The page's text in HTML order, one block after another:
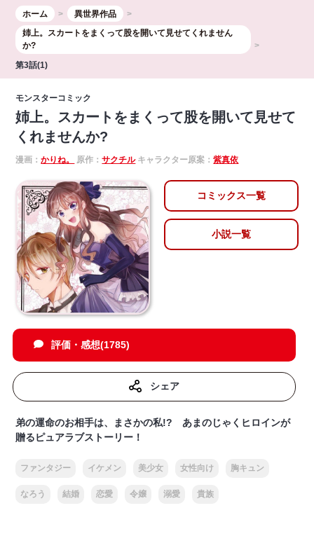
ホーム
異世界作品
姉上。スカートをまくって股を開いて見せてくれません
か?
第3話(1)
モンスターコミック
姉上。スカートをまくって股を開いて見せて
くれませんか?
漫画：かりね。 原作：サクチルキャラクター原案：紫真依
コミックス一覧
小説一覧
評価・感想(1785)
シェア
弟の運命のお相手は、まさかの私!? あまのじゃくヒロインが
贈るピュアラブストーリー！
ファンタジー イケメン 美少女 女性向け 胸キュン
なろう 結婚 恋愛 令嬢 溺愛 貴族